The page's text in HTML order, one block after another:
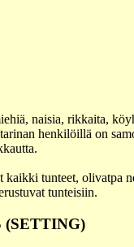
naisia, rikkaita,
henkilöillä on
kaikki tunteet, olivatpa
tunteisiin.
(SETTING)